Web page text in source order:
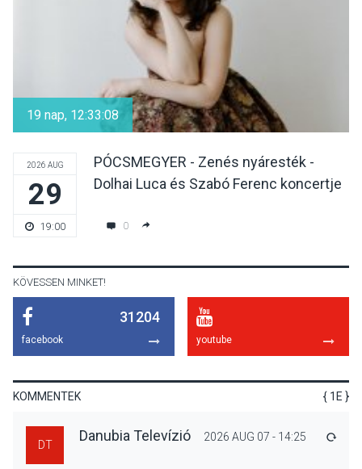
Aktívan lehet kikapcsolódni
a Mozgás Éjszakáján
Pócsmegyer-Surányban
19 nap, 12:33:07
2026 AUG
29
19:00
PÓCSMEGYER - Zenés nyáresték -
Dolhai Luca és Szabó Ferenc koncertje
0
KÖVESSEN MINKET!
31204
facebook youtube
KOMMENTEK { 1E }
DT
Danubia Televízió 2026 AUG 07 - 14:25